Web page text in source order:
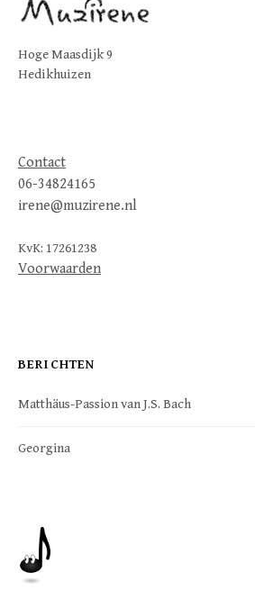
Hoge Maasdijk 9
Hedikhuizen
Contact
06-34824165
irene@muzirene.nl
KvK: 17261238
Voorwaarden
BERICHTEN
Matthäus-Passion van J.S. Bach
Georgina